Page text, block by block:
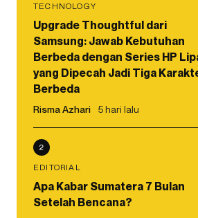
TECHNOLOGY
Upgrade Thoughtful dari
Samsung: Jawab Kebutuhan
Berbeda dengan Series HP
yang Dipecah Jadi Tiga
Berbeda
Risma Azhari 5 hari lalu
2
EDITORIAL
Apa Kabar Sumatera 7 Bulan
Setelah Bencana?